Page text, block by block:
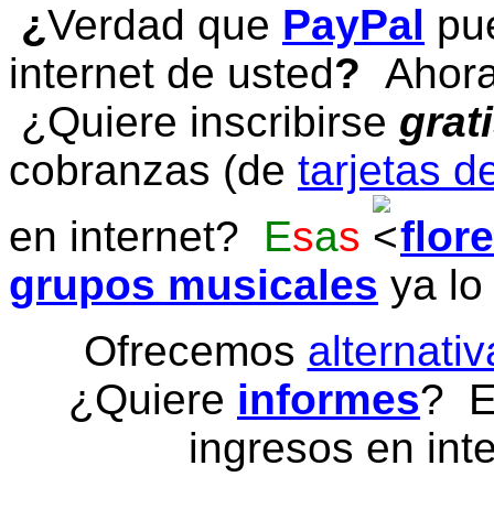
¿Verdad que PayPal
internet de usted?
¿Quiere inscribirse
cobranzas (de tarjetas
en internet? Esas
grupos musicales ya
Ofrecemos
¿Quiere informes?
ingresos en